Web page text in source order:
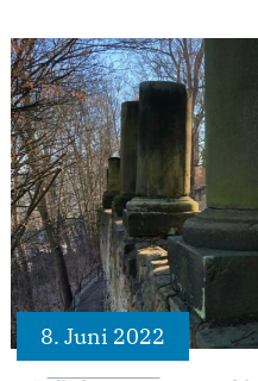
8. Juni 2022